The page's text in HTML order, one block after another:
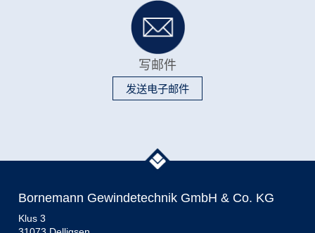
写邮件
发送电子邮件
Bornemann Gewindetechnik GmbH & Co. KG
Klus 3